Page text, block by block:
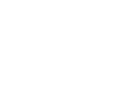
Finder
Finder